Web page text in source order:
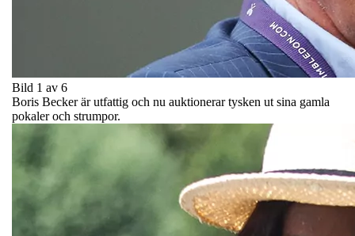
Bild 1 av 6
Boris Becker är utfattig och nu auktionerar tysken ut sina gamla
pokaler och strumpor.